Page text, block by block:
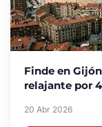
Finde en
relajante por
20 Abr 2026